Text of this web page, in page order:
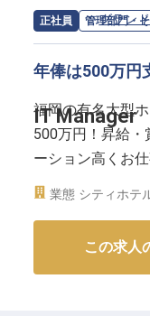
ーー【ホテルマ
副支配人として
ホテル運営の中
存分に活かし、
や人材育成にも
のキャリアアッ
※2025年09月08
正社員 管理部門・
IT Manager
求人情報：グラン
年俸は500万円
福岡の有名大型
500万円！昇給
ーション高くお
つけて働ける環
業態 シティホテ
この求人